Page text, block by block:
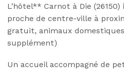
L’hôtel** Carnot à Die
proche de centre-ville à
gratuit, animaux
supplément)
Un accueil accompagné de